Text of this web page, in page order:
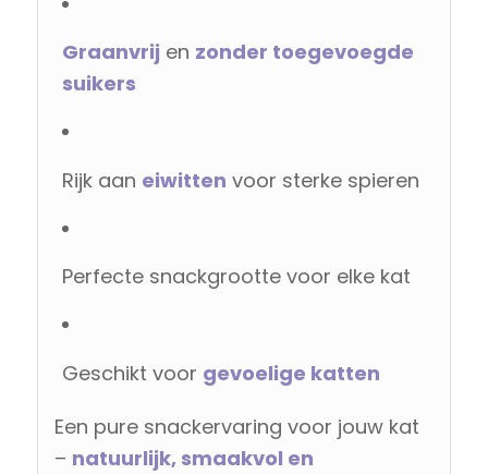
Graanvrij en zonder toegevoegde
suikers
Rijk aan eiwitten voor sterke spieren
Perfecte snackgrootte voor elke kat
Geschikt voor gevoelige katten
Een pure snackervaring voor jouw kat
– natuurlijk, smaakvol en